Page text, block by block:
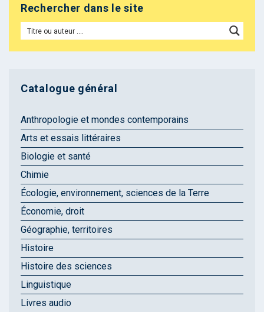
Rechercher dans le site
Catalogue général
Anthropologie et mondes contemporains
Arts et essais littéraires
Biologie et santé
Chimie
Écologie, environnement, sciences de la Terre
Économie, droit
Géographie, territoires
Histoire
Histoire des sciences
Linguistique
Livres audio